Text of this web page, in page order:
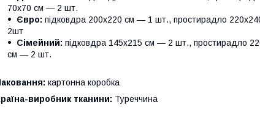
70х70 см — 2 шт.
Євро: підковдра 200х220 см — 1 шт., простирадло
2шт
Сімейний: підковдра 145х215 см — 2 шт., простирадло
см — 2 шт.
картонна коробка
виробник тканини: Туреччина